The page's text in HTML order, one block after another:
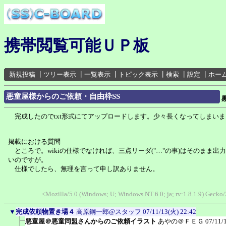
携帯閲覧可能ＵＰ板
新規投稿 ツリー表示 一覧表示 トピック表示 検索 設定 ホー
悪童屋様からのご依頼・自由枠SS
完成したのでtxt形式にてアップロードします。少々長くなってしまい
掲載における質問
ところで。wikiの仕様でなければ、三点リーダ("…"の事)はそのまま出
いのですが。
仕様でしたら、無理を言って申し訳ありません。
<Mozilla/5.0 (Windows; U; Windows NT 6.0; ja; rv:1.8.1.9)
▼ 完成依頼物置き場４ 高原鋼一郎@スタッフ 07/11/13(火) 22:42
悪童屋＠悪童同盟さんからのご依頼イラスト あやの＠ＦＥＧ 07/11/